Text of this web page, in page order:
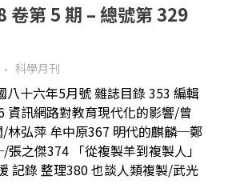
卷第 5 期 – 總號第 329
科學月刊
八十六年5月號 雜誌目錄 353 編輯
資訊網路對教育現代化的影響/曾
林弘萍 牟中原367 明代的麒麟─鄭
之傑374 「從複製羊到複製人」
記錄 整理380 也談人類複製/武光